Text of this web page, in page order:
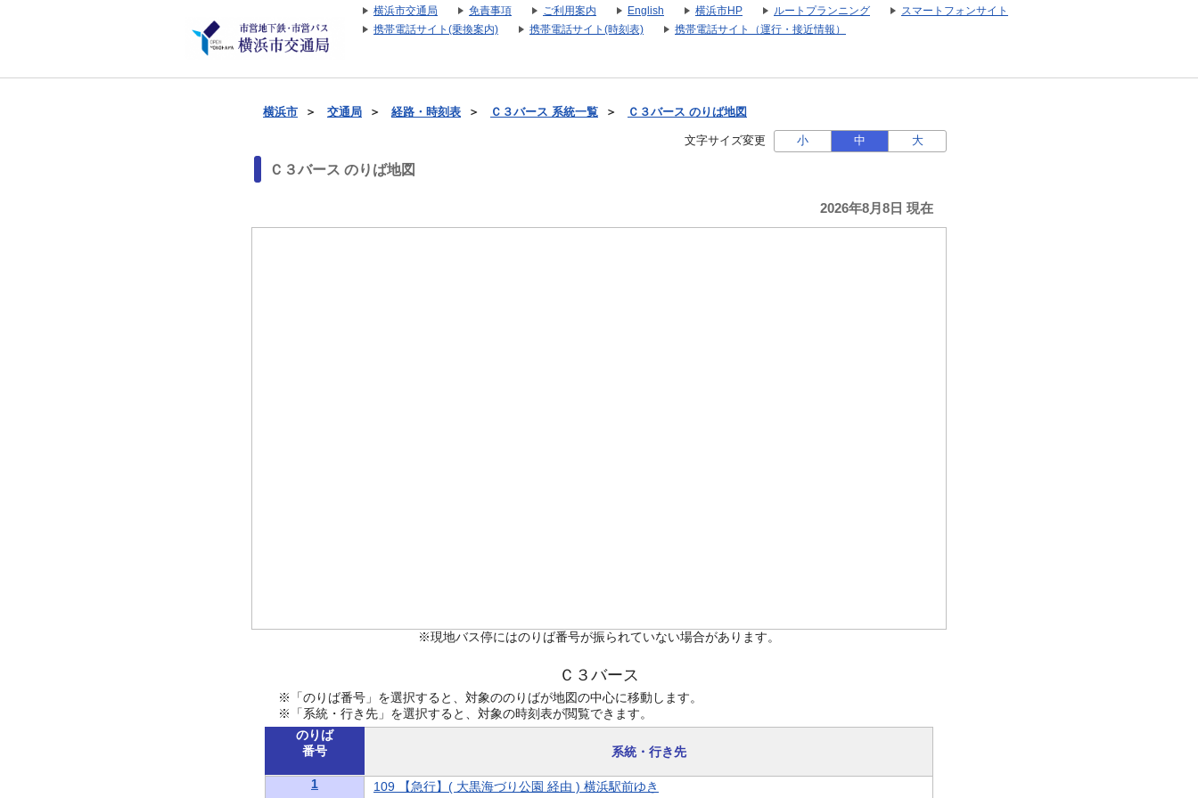
横浜市交通局 免責事項 ご利用案内 English 横浜市HP ルートプランニング
スマートフォンサイト
携帯電話サイト(乗換案内)
携帯電話サイト(時刻表) 携帯電話サイト（運行・接近情報）
横浜市 ＞ 交通局 ＞ 経路・時刻表 ＞ Ｃ３バース 系統一覧 ＞ Ｃ３バース のりば地図
文字サイズ変更 小 中 大
Ｃ３バース のりば地図
2026年8月8日 現在
※現地バス停にはのりば番号が振られていない場合があります。
Ｃ３バース
※「のりば番号」を選択すると、対象ののりばが地図の中心に移動します。
※「系統・行き先」を選択すると、対象の時刻表が閲覧できます。
のりば
番号
系統・行き先
1 109 【急行】( 大黒海づり公園 経由 ) 横浜駅前ゆき